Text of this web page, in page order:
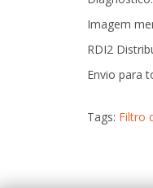
Imagem
RDI2
Envio para
Tags: Filtro